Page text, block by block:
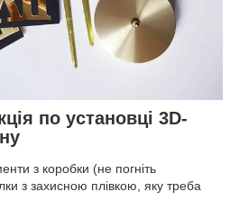
по установці 3D-
з коробки (не погніть
з захисною плівкою, яку треба